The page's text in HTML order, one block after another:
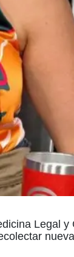
Legal